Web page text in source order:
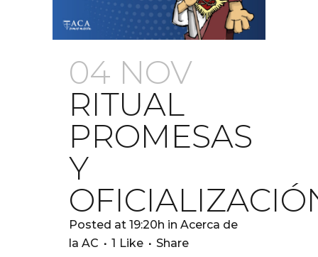
04 NOV
RITUAL
PROMESAS
Y
Posted at 19:20h in Acerca de
la AC
1 Like Share